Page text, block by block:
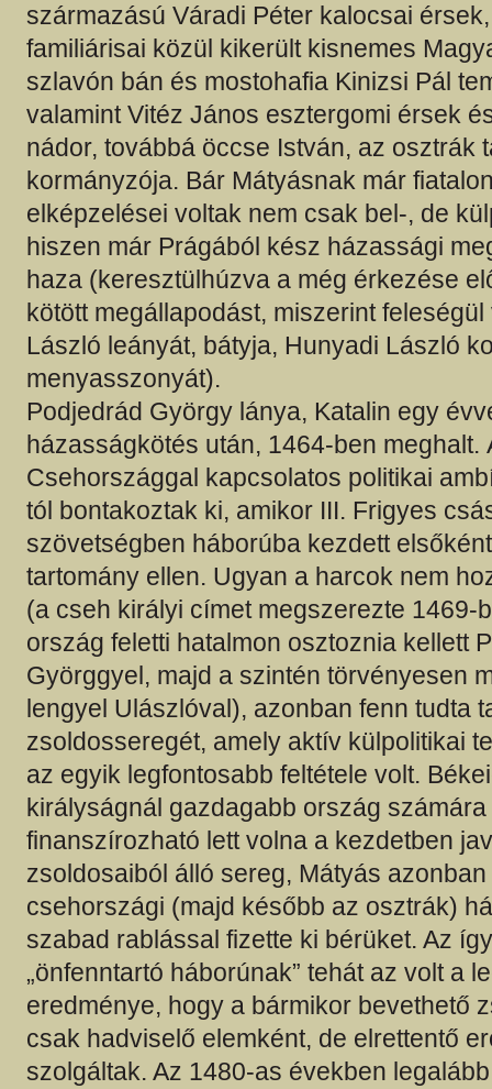
származású Váradi Péter kalocsai
familiárisai közül kikerült kisnemes
szlavón bán és mostohafia Kinizsi Pál
valamint Vitéz János esztergomi érsek
nádor, továbbá öccse István, az osztrák
kormányzója. Bár Mátyásnak már
elképzelései voltak nem csak bel-, de
hiszen már Prágából kész házassági
haza (keresztülhúzva a még érkezése
kötött megállapodást, miszerint
László leányát, bátyja, Hunyadi László
menyasszonyát).
Podjedrád György lánya, Katalin egy
házasságkötés után, 1464-ben meghalt.
Csehországgal kapcsolatos politikai
tól bontakoztak ki, amikor III. Frigyes
szövetségben háborúba kezdett
tartomány ellen. Ugyan a harcok nem
(a cseh királyi címet megszerezte 1469-
ország feletti hatalmon osztoznia kellett
Györggyel, majd a szintén törvényesen
lengyel Ulászlóval), azonban fenn tudta
zsoldosseregét, amely aktív külpolitikai
az egyik legfontosabb feltétele volt.
királyságnál gazdagabb ország
finanszírozható lett volna a kezdetben
zsoldosaiból álló sereg, Mátyás
csehországi (majd később az osztrák)
szabad rablással fizette ki bérüket. Az
„önfenntartó háborúnak” tehát az volt a
eredménye, hogy a bármikor bevethető
csak hadviselő elemként, de elrettentő
szolgáltak. Az 1480-as években